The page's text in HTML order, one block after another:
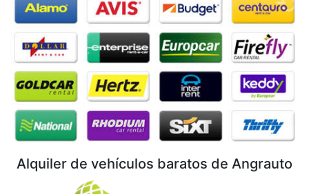
Alquiler de vehículos baratos de Angrauto